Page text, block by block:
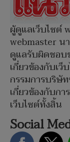
ผู้ดูแลเว็บไซต์
webmaster น
ดูแลรับผิดชอ
เกี่ยวข้องกับเว็
กรรมการบริษั
เกี่ยวข้องกับก
เว็บไซต์ทั้งสิ้น
Social